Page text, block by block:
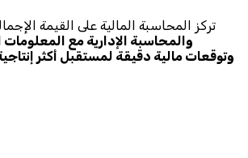
تركز المحاسبة المالية على القيمة
والمحاسبة الإدارية مع
وتوقعات مالية دقيقة لمستقبل أكثر